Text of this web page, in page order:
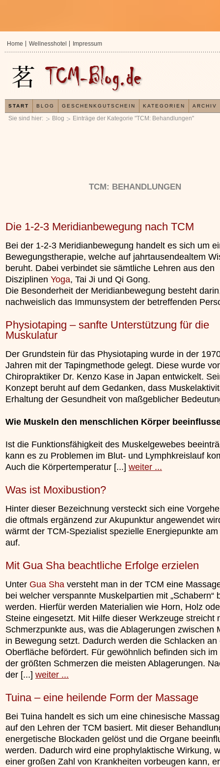
Sie sind hier: Blog Einträge der Kategorie "TCM: Behandlungen"
TCM: BEHANDLUNGEN
Die 1-2-3 Meridianbewegung nach TCM
Bei der 1-2-3 Meridianbewegung handelt es sich um
Bewegungstherapie, welche auf jahrtausendealtem
beruht. Dabei verbindet sie sämtliche Lehren aus den
Disziplinen Yoga, Tai Ji und Qi Gong.
Die Besonderheit der Meridianbewegung besteht
nachweislich das Immunsystem der betreffenden
Physiotaping – sanfte Unterstützung für die
Muskulatur
Der Grundstein für das Physiotaping wurde in der
Jahren mit der Tapingmethode gelegt. Diese wurde
Chiropraktiker Dr. Kenzo Kase in Japan entwickelt.
Konzept beruht auf dem Gedanken, dass
Erhaltung der Gesundheit von maßgeblicher
Wie Muskeln den menschlichen Körper
Ist die Funktionsfähigkeit des Muskelgewebes
kann es zu Problemen im Blut- und Lymphkreislauf
Auch die Körpertemperatur [...] weiter ...
Was ist Moxibustion?
Hinter dieser Bezeichnung versteckt sich eine
die oftmals ergänzend zur Akupunktur angewendet
wärmt der TCM-Spezialist spezielle Energiepunkte
auf.
Mit Gua Sha beachtliche Erfolge erzielen
Unter Gua Sha versteht man in der TCM eine
bei welcher verspannte Muskelpartien mit „Schabern“
werden. Hierfür werden Materialien wie Horn, Holz
Steine eingesetzt. Mit Hilfe dieser Werkzeuge streicht
Schmerzpunkte aus, was die Ablagerungen zwischen
in Bewegung setzt. Dadurch werden die Schlacken an
Oberfläche befördert. Für gewöhnlich befinden sich im
der größten Schmerzen die meisten Ablagerungen.
der [...] weiter ...
Tuina – eine heilende Form der Massage
Bei Tuina handelt es sich um eine chinesische
auf den Lehren der TCM basiert. Mit dieser
energetische Blockaden gelöst und die Organe
werden. Dadurch wird eine prophylaktische Wirkung,
einer großen Zahl von Krankheiten vorbeugen kann,
unterliegt.
»»»
Home Wellnesshotel Impressum
START BLOG GESCHENKGUTSCHEIN KATEGORIEN ARCHIV